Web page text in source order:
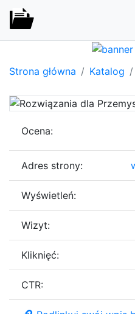
Strona główna Katalog
Ocena:
Adres strony:
Wyświetleń:
Wizyt:
Kliknięć:
CTR: